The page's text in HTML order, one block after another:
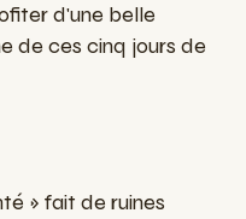
d'une belle
de ces cinq jours de
» fait de ruines